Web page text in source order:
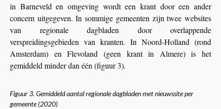
in Barneveld en omgeving wordt een krant door een ander
concern uitgegeven. In sommige gemeenten zijn twee websites
van regionale dagbladen door overlappende
verspreidingsgebieden van kranten. In Noord-Holland (rond
Amsterdam) en Flevoland (geen krant in Almere) is het
gemiddeld minder dan één (figuur 3).
Figuur 3. Gemiddeld aantal regionale dagbladen met nieuwssite per
gemeente (2020)